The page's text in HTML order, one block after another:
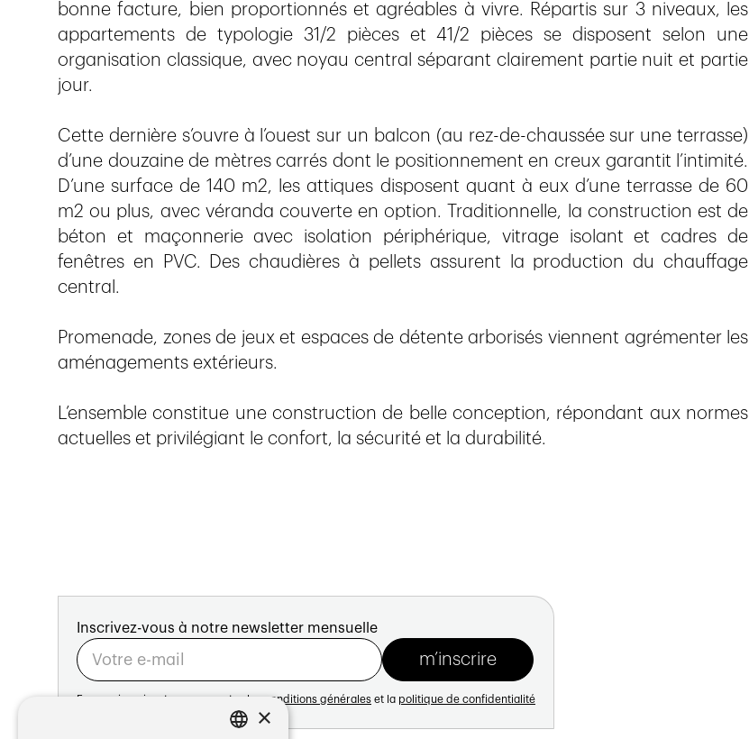
bonne facture, bien proportionnés et agréables à vivre. Répartis sur 3 niveaux, les
appartements de typologie 31/2 pièces et 41/2 pièces se disposent selon une
organisation classique, avec noyau central séparant clairement partie nuit et partie
jour.
Cette dernière s’ouvre à l’ouest sur un balcon (au rez-de-chaussée sur une terrasse)
d’une douzaine de mètres carrés dont le positionnement en creux garantit l’intimité.
D’une surface de 140 m2, les attiques disposent quant à eux d’une terrasse de 60
m2 ou plus, avec véranda couverte en option. Traditionnelle, la construction est de
béton et maçonnerie avec isolation périphérique, vitrage isolant et cadres de
fenêtres en PVC. Des chaudières à pellets assurent la production du chauffage
central.
Promenade, zones de jeux et espaces de détente arborisés viennent agrémenter les
aménagements extérieurs.
L’ensemble constitue une construction de belle conception, répondant aux normes
actuelles et privilégiant le confort, la sécurité et la durabilité.
Inscrivez-vous à notre newsletter mensuelle
En vous inscrivant vous acceptez les conditions générales et la politique de confidentialité
×